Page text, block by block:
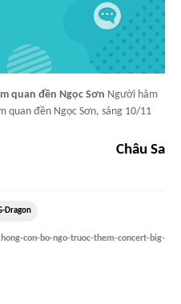
quan đền Ngọc Sơn Người hâm
quan đền Ngọc Sơn, sáng 10/11
Châu Sa
Dragon
con-bo-ngo-truoc-them-concert-big-